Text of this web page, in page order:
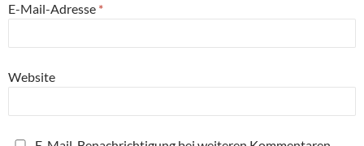
E-Mail-Adresse *
Website